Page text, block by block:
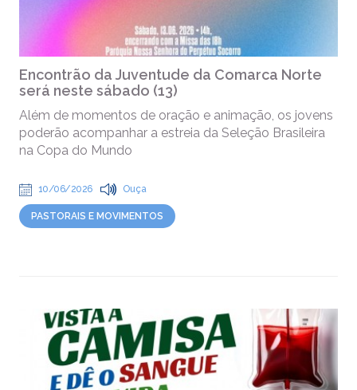
Encontrão da Juventude da Comarca Norte
será neste sábado (13)
Além de momentos de oração e animação, os jovens
poderão acompanhar a estreia da Seleção Brasileira
na Copa do Mundo
10/06/2026 Ouça
PASTORAIS E MOVIMENTOS